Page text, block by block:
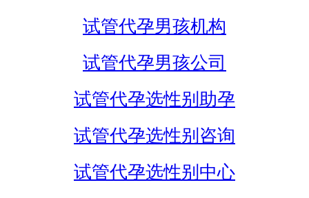
试管代孕男孩机构
试管代孕男孩公司
试管代孕选性别助孕
试管代孕选性别咨询
试管代孕选性别中心